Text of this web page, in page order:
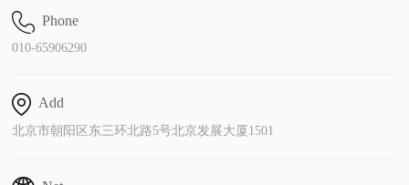
Phone
010-65906290
Add
北京市朝阳区东三环北路5号北京发展大厦1501